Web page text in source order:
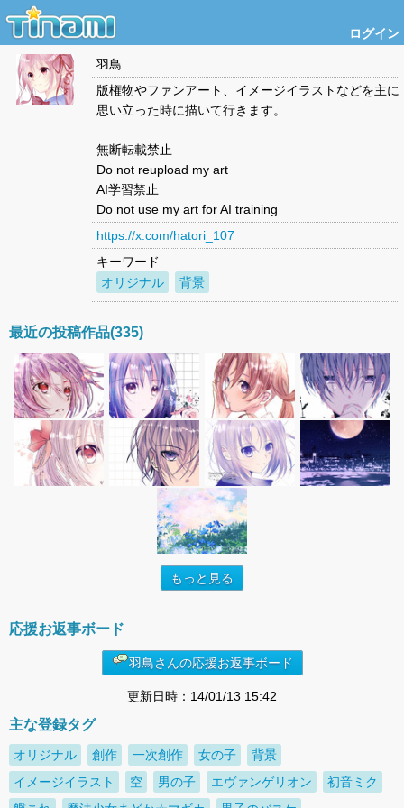
ログイン
羽鳥
版権物やファンアート、イメージイラストなどを主に
思い立った時に描いて行きます。
無断転載禁止
Do not reupload my art
AI学習禁止
Do not use my art for AI training
https://x.com/hatori_107
キーワード
オリジナル
背景
最近の投稿作品(335)
もっと見る
応援お返事ボード
羽鳥さんの応援お返事ボード
更新日時：14/01/13 15:42
主な登録タグ
オリジナル 創作 一次創作 女の子
背景
イメージイラスト
空 男の子 エヴァンゲリオン
初音ミク